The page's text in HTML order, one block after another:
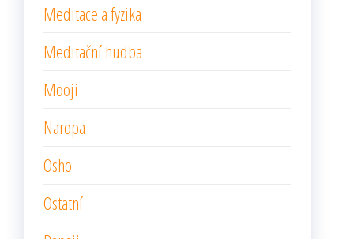
Meditace a fyzika
Meditační hudba
Mooji
Naropa
Osho
Ostatní